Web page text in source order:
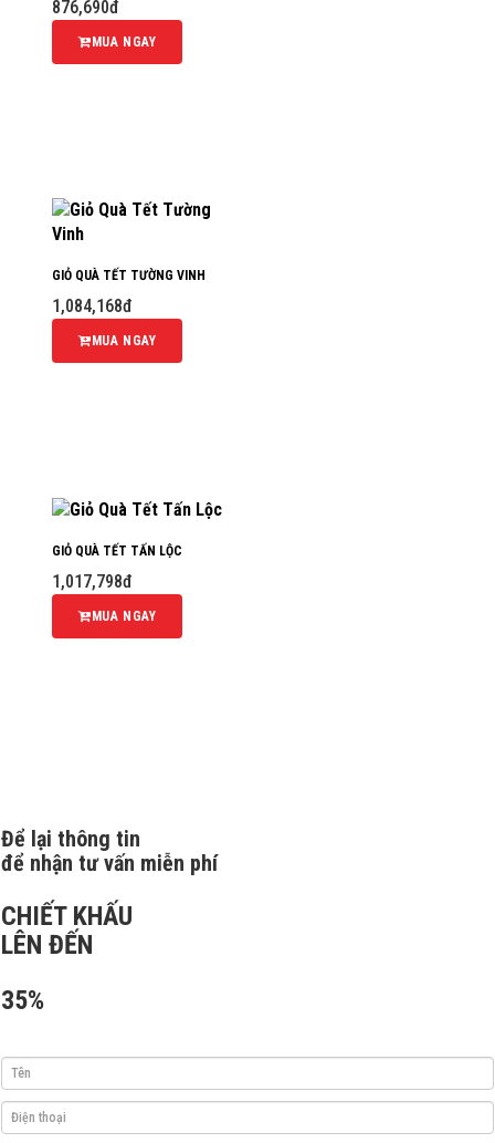
876,690đ
MUA NGAY
GIỎ QUÀ TẾT TƯỜNG VINH
1,084,168đ
MUA NGAY
GIỎ QUÀ TẾT TẤN LỘC
1,017,798đ
MUA NGAY
Để lại thông tin
để nhận tư vấn miễn phí
CHIẾT KHẤU
LÊN ĐẾN
35%